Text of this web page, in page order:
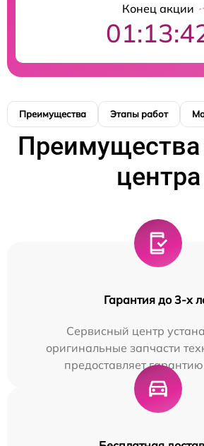
Конец акции
Преимущества Этапы работ
Преимущества
центра
Гарантия до 3-х
Сервисный центр
оригинальные запчасти
предоставляет